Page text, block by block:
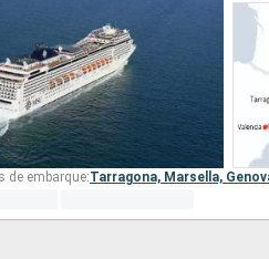
de embarque:Tarragona, Marsella,